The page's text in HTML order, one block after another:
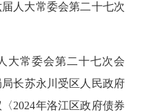
人大常委会第二十七次
常委会第二十七次会
长苏永川受区人民政府
2024年洛江区政府债券